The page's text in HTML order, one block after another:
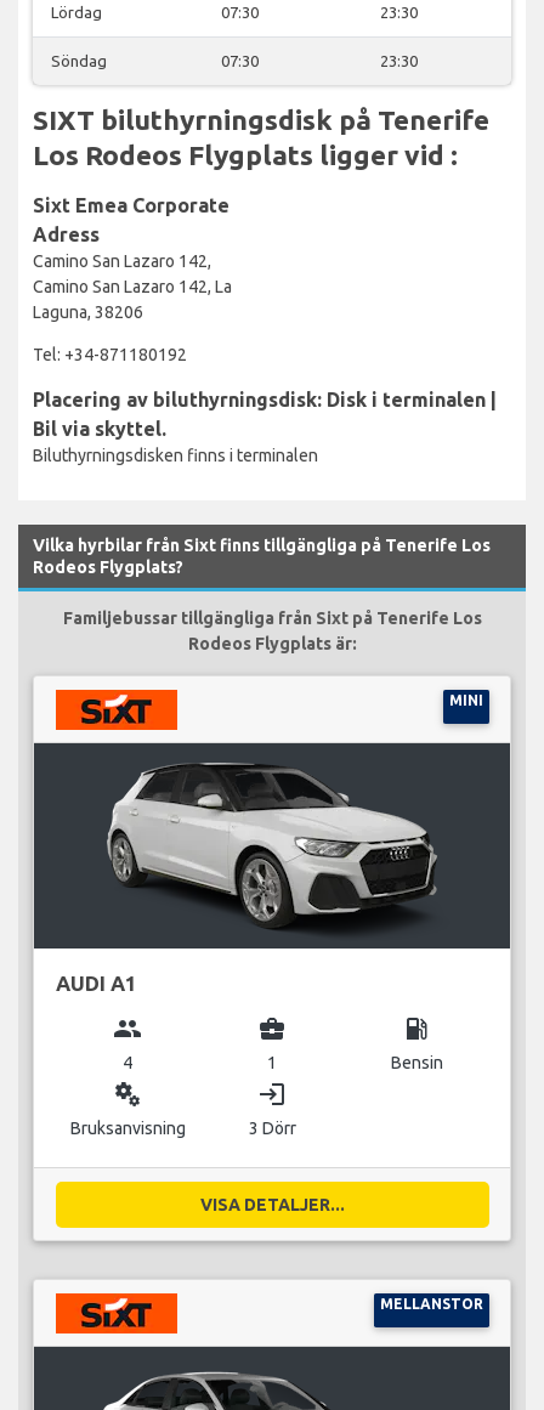
Lördag 07:30 23:30
Söndag 07:30 23:30
SIXT biluthyrningsdisk på Tenerife
Los Rodeos Flygplats ligger vid :
Sixt Emea Corporate
Adress
Camino San Lazaro 142,
Camino San Lazaro 142, La
Laguna, 38206
Tel: +34-871180192
Placering av biluthyrningsdisk: Disk i terminalen |
Bil via skyttel.
Biluthyrningsdisken finns i terminalen
Vilka hyrbilar från Sixt finns tillgängliga på Tenerife Los
Rodeos Flygplats?
Familjebussar tillgängliga från Sixt på Tenerife Los
Rodeos Flygplats är:
MINI
AUDI A1
group
4
business_center
1
local_gas_station
Bensin
miscellaneous_services
Bruksanvisning
login
3 Dörr
VISA DETALJER...
MELLANSTOR